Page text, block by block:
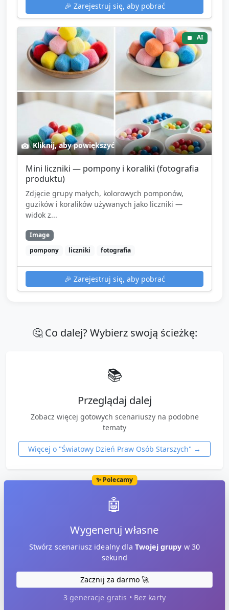
🎉 Zarejestruj się, aby pobrać
AI
Kliknij, aby powiększyć
Mini liczniki — pompony i koraliki (fotografia
produktu)
Zdjęcie grupy małych, kolorowych pomponów,
guzików i koralików używanych jako liczniki —
widok z...
Image
pompony
liczniki fotografia
🎉 Zarejestruj się, aby pobrać
🤔 Co dalej? Wybierz swoją ścieżkę:
📚
Przeglądaj dalej
Zobacz więcej gotowych scenariuszy na podobne
tematy
Więcej o "Światowy Dzień Praw Osób Starszych" →
✨ Polecamy
🤖
Wygeneruj własne
Stwórz scenariusz idealny dla Twojej grupy w 30
sekund
Zacznij za darmo 🚀
3 generacje gratis • Bez karty